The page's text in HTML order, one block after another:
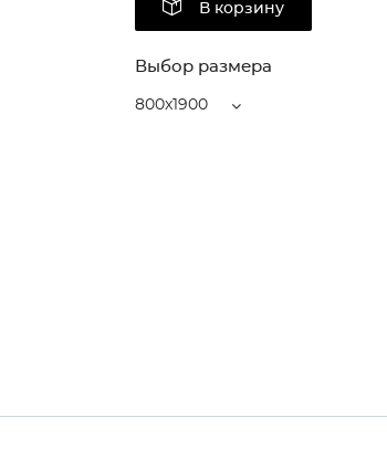
В корзину
Выбор размера
800x1900